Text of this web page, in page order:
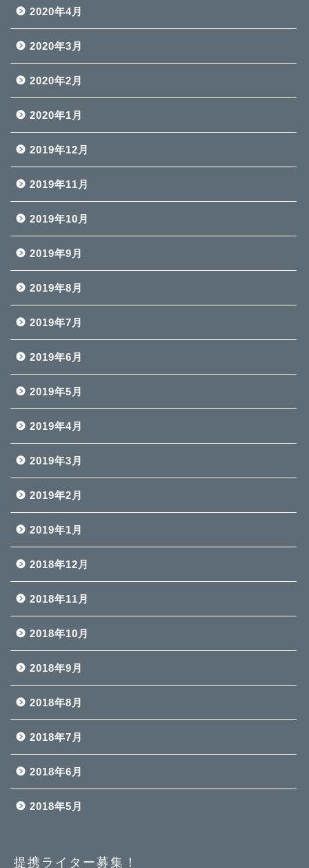
2020年4月
2020年3月
2020年2月
2020年1月
2019年12月
2019年11月
2019年10月
2019年9月
2019年8月
2019年7月
2019年6月
2019年5月
2019年4月
2019年3月
2019年2月
2019年1月
2018年12月
2018年11月
2018年10月
2018年9月
2018年8月
2018年7月
2018年6月
2018年5月
提携ライター募集！